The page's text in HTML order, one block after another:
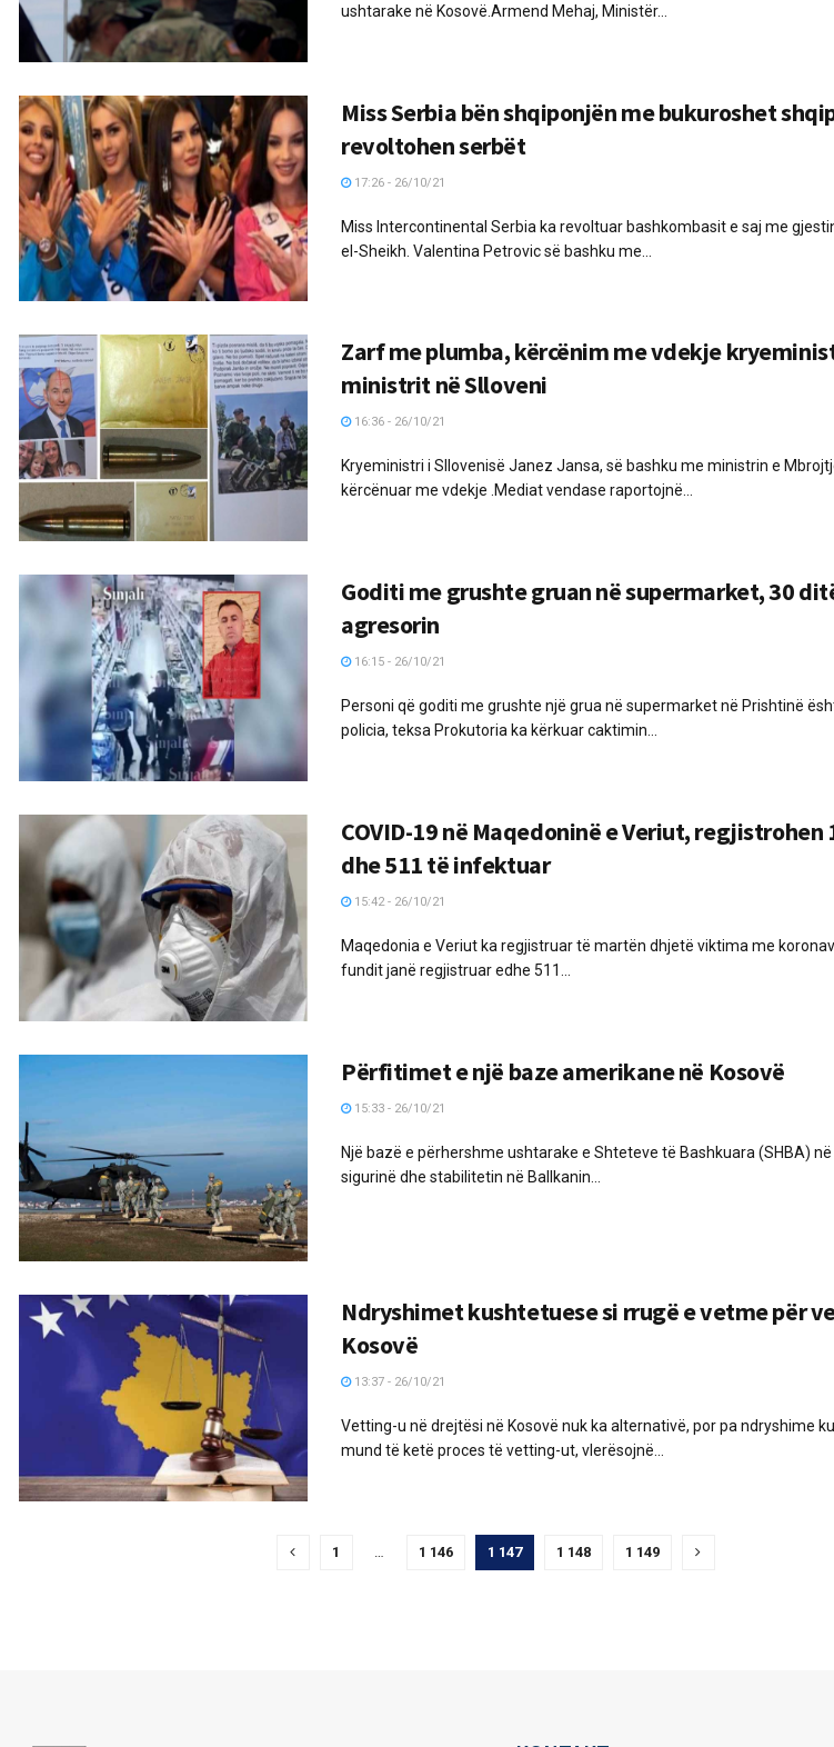
ushtarake në Kosovë.Armend Mehaj, Ministër...
Miss Serbia bën shqiponjën me bukuroshet
revoltohen serbët
17:26 - 26/10/21
Miss Intercontinental Serbia ka revoltuar bashkombasit e saj me
el-Sheikh. Valentina Petrovic së bashku me...
Zarf me plumba, kërcënim me vdekje
ministrit në Slloveni
16:36 - 26/10/21
Kryeministri i Sllovenisë Janez Jansa, së bashku me ministrin e
kërcënuar me vdekje .Mediat vendase raportojnë...
Goditi me grushte gruan në supermarket, 30
agresorin
16:15 - 26/10/21
Personi që goditi me grushte një grua në supermarket në Prishtinë
policia, teksa Prokutoria ka kërkuar caktimin...
COVID-19 në Maqedoninë e Veriut,
dhe 511 të infektuar
15:42 - 26/10/21
Maqedonia e Veriut ka regjistruar të martën dhjetë viktima me
fundit janë regjistruar edhe 511...
Përfitimet e një baze amerikane në Kosovë
15:33 - 26/10/21
Një bazë e përhershme ushtarake e Shteteve të Bashkuara (SHBA)
sigurinë dhe stabilitetin në Ballkanin...
Ndryshimet kushtetuese si rrugë e vetme për
Kosovë
13:37 - 26/10/21
Vetting-u në drejtësi në Kosovë nuk ka alternativë, por pa ndryshime
mund të ketë proces të vetting-ut, vlerësojnë...
1 1 146 1 147 1 148 1 149